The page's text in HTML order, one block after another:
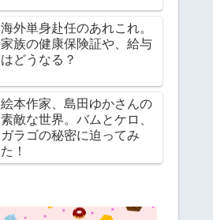
海外単身赴任のあれこれ。
家族の健康保険証や、給与
はどうなる？
絵本作家、島田ゆかさんの
素敵な世界。バムとケロ、
ガラゴの秘密に迫ってみ
た！